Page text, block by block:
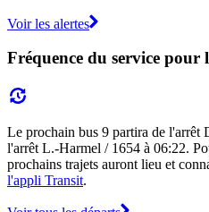
Voir les alertes
Fréquence du service pour
Le prochain bus 9 partira de l'arrêt
l'arrêt L.-Harmel / 1654 à 06:22.
prochains trajets auront lieu et
l'appli Transit.